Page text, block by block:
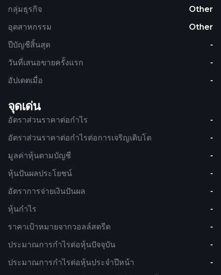
กลุ่มธุรกิจ
Other
อุตสาหกรรม
Other
ปีบัญชีสิ้นสุด
-
วันที่เสนอขายครั้งแรก
-
อัปเดตเมื่อ
-
จุดเด่น
อัตราส่วนราคาต่อกำไร
-
อัตราส่วนราคาต่อกำไรต่อการเจริญเติบโต
-
มูลค่าหุ้นตามบัญชี
-
หุ้นปันผลประโยชน์
-
อัตราการจ่ายเงินปันผล
-
หุ้นกำไร
-
ราคาเป้าหมายจากวอลล์สตรีต
-
ประมาณการกำไรต่อหุ้นปัจจุบัน
-
ประมาณการกำไรต่อหุ้นประจำปีหน้า
-